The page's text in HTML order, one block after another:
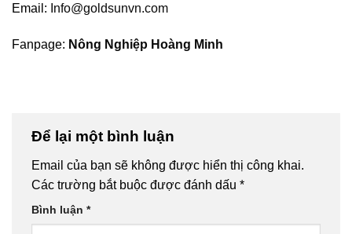
Email: Info@goldsunvn.com
Fanpage: Nông Nghiệp Hoàng Minh
Để lại một bình luận
Email của bạn sẽ không được hiển thị công khai.
Các trường bắt buộc được đánh dấu *
Bình luận *